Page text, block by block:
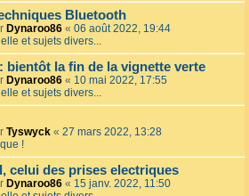
Bluetooth
Dynaroo86 « 06 août 2022, 19:44
et sujets divers...
bientôt la fin de la vignette verte
Dynaroo86 « 10 mai 2022, 17:55
et sujets divers...
Tyswyck « 27 mars 2022, 13:28
!
celui des prises electriques
Dynaroo86 « 15 janv. 2022, 11:50